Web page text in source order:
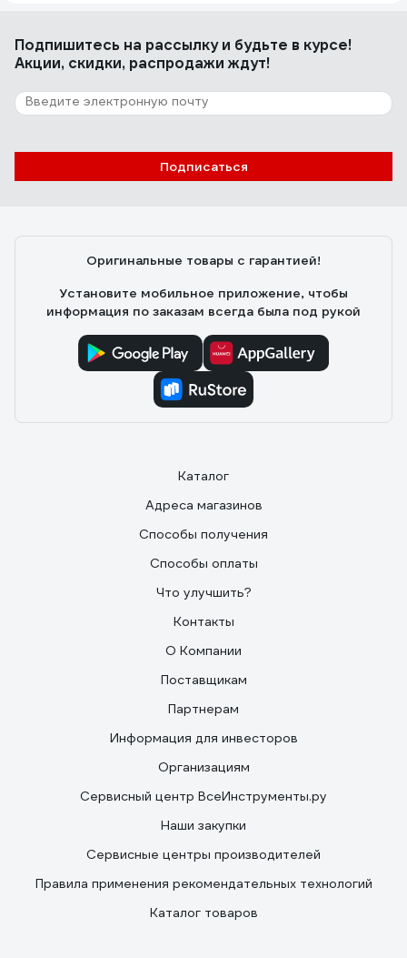
Подпишитесь на рассылкуи будьте в курсе!
Акции, скидки, распродажи ждут!
Подписаться
Оригинальные товары с гарантией!
Установите мобильное приложение, чтобы
информация по заказам всегда была под рукой
Каталог
Адреса магазинов
Способы получения
Способы оплаты
Что улучшить?
Контакты
О Компании
Поставщикам
Партнерам
Информация для инвесторов
Организациям
Сервисный центр ВсеИнструменты.ру
Наши закупки
Сервисные центры производителей
Правила применения рекомендательных технологий
Каталог товаров